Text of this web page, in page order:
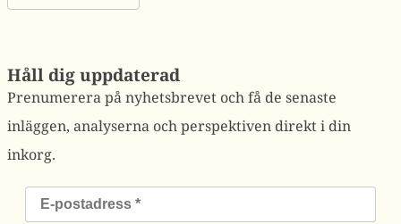
Håll dig uppdaterad
Prenumerera på nyhetsbrevet och få de senaste
inläggen, analyserna och perspektiven direkt i din
inkorg.